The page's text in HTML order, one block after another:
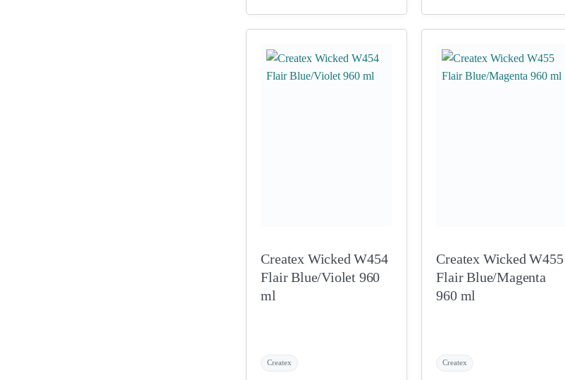
Createx Wicked W454
Flair Blue/Violet 960
ml
Createx
Createx Wicked W455
Flair Blue/Magenta
960 ml
Createx